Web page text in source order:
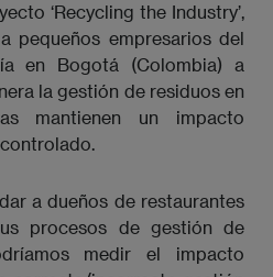
‘Recycling the Industry’,
pequeños empresarios del
en Bogotá (Colombia) a
la gestión de residuos en
mantienen un impacto
a dueños de restaurantes
procesos de gestión de
medir el impacto